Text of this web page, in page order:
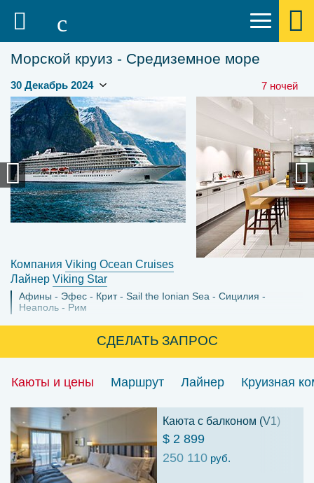
Морской круиз - Средиземное море
7 ночей
Компания Viking Ocean Cruises
Лайнер Viking Star
Афины Эфес Крит Sail the Ionian Sea
Сицилия
Неаполь
Рим
СДЕЛАТЬ ЗАПРОС
Каюты и цены Маршрут Лайнер Круизная
Каюта с балконом (V1)
$ 2 899
250 110 руб.